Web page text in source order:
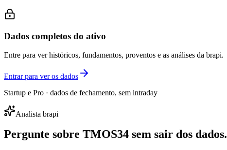
Dados completos do ativo
Entre para ver históricos, fundamentos, proventos e as análises da brapi.
Entrar para ver os dados
Startup e Pro · dados de fechamento, sem intraday
Analista brapi
Pergunte sobre TMOS34 sem sair dos dados.